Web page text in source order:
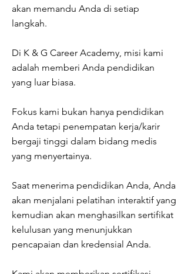
akan memandu Anda di setiap
langkah.
Di K & G Career Academy, misi kami
adalah memberi Anda pendidikan
yang luar biasa.
Fokus kami bukan hanya pendidikan
Anda tetapi penempatan kerja/karir
bergaji tinggi dalam bidang medis
yang menyertainya.
Saat menerima pendidikan Anda, Anda
akan menjalani pelatihan interaktif yang
kemudian akan menghasilkan sertifikat
kelulusan yang menunjukkan
pencapaian dan kredensial Anda.